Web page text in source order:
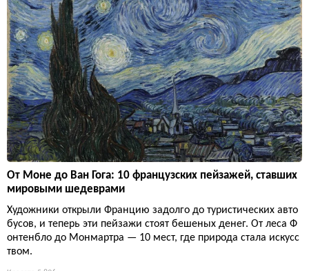
От Моне до Ван Гога: 10 французских пейзажей, ставших
мировыми шедеврами
Художники открыли Францию задолго до туристических авто
бусов, и теперь эти пейзажи стоят бешеных денег. От леса Ф
онтенбло до Монмартра — 10 мест, где природа стала искусс
твом.